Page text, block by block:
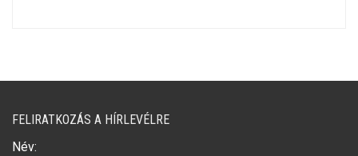
FELIRATKOZÁS A HÍRLEVÉLRE
Név: